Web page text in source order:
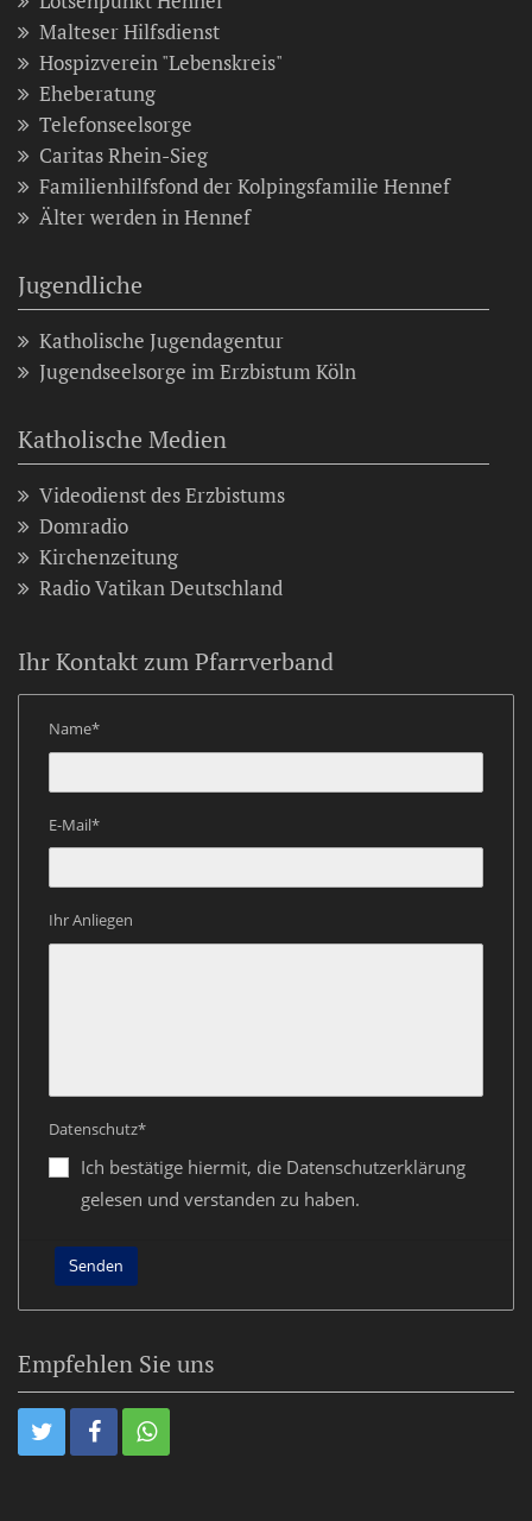
Malteser Hilfsdienst
Hospizverein "Lebenskreis"
Eheberatung
Telefonseelsorge
Caritas Rhein-Sieg
Familienhilfsfond der Kolpingsfamilie Hennef
Älter werden in Hennef
Jugendliche
Katholische Jugendagentur
Jugendseelsorge im Erzbistum Köln
Katholische Medien
Videodienst des Erzbistums
Domradio
Kirchenzeitung
Radio Vatikan Deutschland
Ihr Kontakt zum Pfarrverband
Name*
E-Mail*
Ihr Anliegen
Datenschutz*
Ich bestätige hiermit, die Datenschutzerklärung
gelesen und verstanden zu haben.
Empfehlen Sie uns